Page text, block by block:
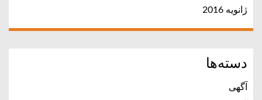
ژانویه 2016
دسته‌ها
آگهی